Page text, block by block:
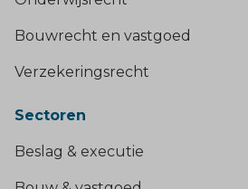
Bouwrecht en vastgoed
Verzekeringsrecht
Sectoren
Beslag & executie